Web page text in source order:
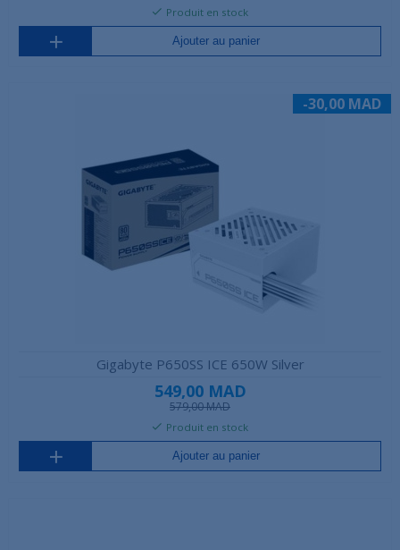
Produit en stock
Ajouter au panier
-30,00 MAD
Gigabyte P650SS ICE 650W Silver
549,00 MAD
579,00 MAD
Produit en stock
Ajouter au panier